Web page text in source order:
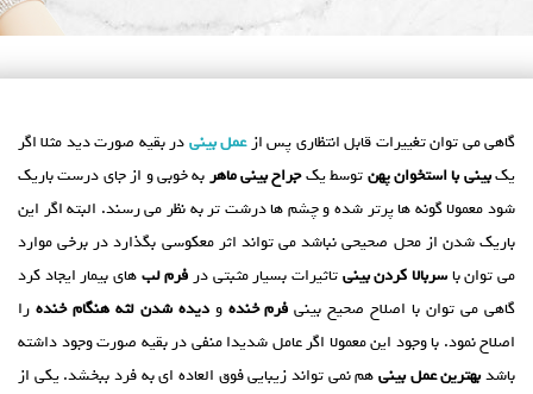
گاهی می توان تغییرات قابل انتظاری پس ازعمل بینیدر بقیه صورت دید مثلا اگر
یکبینی با استخوان پهنتوسط یکجراح بینی ماهربه خوبی و از جای درست باریک
شود معمولا گونه ها پرتر شده و چشم ها درشت تر به نظر می رسند. البته اگر این
باریک شدن از محل صحیحی نباشد می تواند اثر معکوسی بگذارد در برخی موارد
می توان باسربالا کردن بینیتاثیرات بسیار مثبتی در فرم لبهای بیمار ایجاد کرد
گاهی می توان با اصلاح صحیح بینی فرم خنده ودیده شدن لثه هنگام خنده را
اصلاح نمود. با وجود این معمولا اگر عامل شدیدا منفی در بقیه صورت وجود داشته
باشدبهترین عمل بینیهم نمی تواند زیبایی فوق العاده ای به فرد ببخشد. یکی از